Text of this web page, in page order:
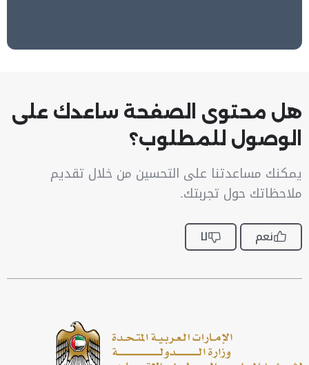
هل محتوى الصفحة ساعدك على
الوصول للمطلوب؟
يمكنك مساعدتنا على التحسين من خلال تقديم
ملاحظاتك حول تجربتك.
نعم لا